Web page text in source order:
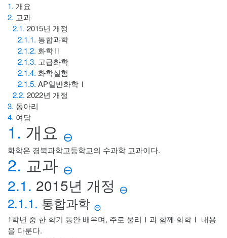
1. 개요
2. 교과
2.1. 2015년 개정
2.1.1. 통합과학
2.1.2. 화학Ⅱ
2.1.3. 고급화학
2.1.4. 화학실험
2.1.5. AP일반화학Ⅰ
2.2. 2022년 개정
3. 동아리
4. 여담
1. 개요 ⊖
화학은 경북과학고등학교의 수과학 교과이다.
2. 교과 ⊖
2.1. 2015년 개정 ⊖
2.1.1. 통합과학 ⊖
1학년 중 한 학기 동안 배우며, 주로 물리Ⅰ과 함께 화학Ⅰ 내용
을 다룬다.